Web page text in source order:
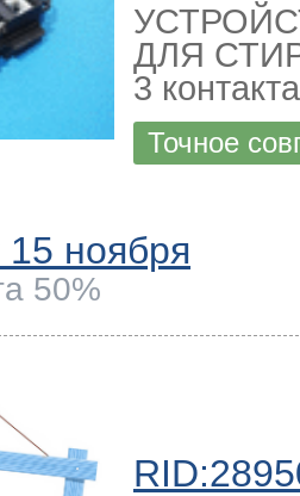
ДЛЯ
3
Точное
15 ноября
50%